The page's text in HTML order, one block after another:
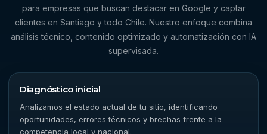
para empresas que buscan destacar en Google y captar
clientes en Santiago y todo Chile. Nuestro enfoque combina
análisis técnico, contenido optimizado y automatización con IA
supervisada.
Diagnóstico inicial
Analizamos el estado actual de tu sitio, identificando
oportunidades, errores técnicos y brechas frente a la
competencia local y nacional.